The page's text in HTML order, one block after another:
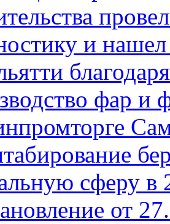
и
фар и
сферу в
от